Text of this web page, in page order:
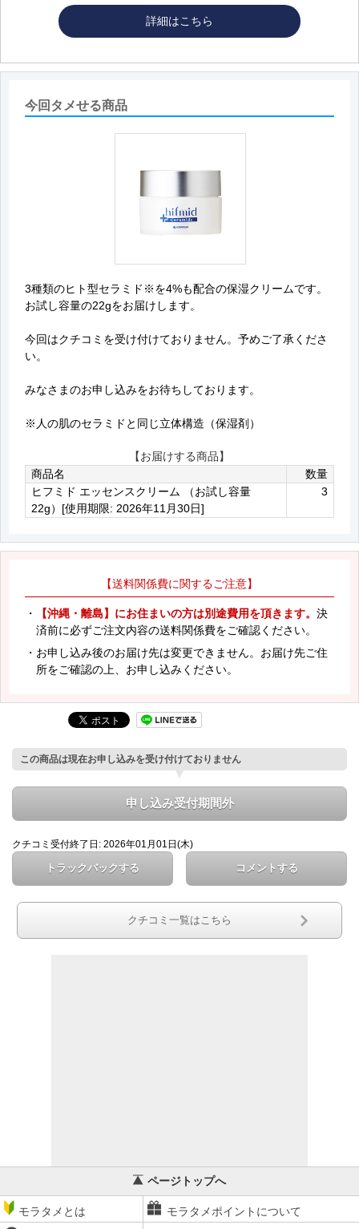
詳細はこちら
今回タメせる商品
3種類のヒト型セラミド※を4%も配合の保湿クリームです。
お試し容量の22gをお届けします。
今回はクチコミを受け付けておりません。予めご了承くださ
い。
みなさまのお申し込みをお待ちしております。
※人の肌のセラミドと同じ立体構造（保湿剤）
【お届けする商品】
商品名
数量
ヒフミド エッセンスクリーム （お試し容量
22g）[使用期限: 2026年11月30日]
3
【送料関係費に関するご注意】
・ 【沖縄・離島】にお住まいの方は別途費用を頂きます。 決
済前に必ずご注文内容の送料関係費をご確認ください。
・お申し込み後のお届け先は変更できません。お届け先ご住
所をご確認の上、お申し込みください。
この商品は現在お申し込みを受け付けておりません
申し込み受付期間外
クチコミ受付終了日: 2026年01月01日(木)
トラックバックする コメントする
クチコミ一覧はこちら
ページトップへ
モラタメとは モラタメポイントについて